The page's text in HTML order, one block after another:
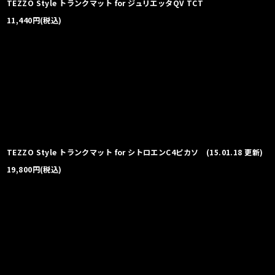
TEZZO Style トランクマット for ジュリエッタQV TCT
11,440円(税込)
TEZZO Style トランクマット for シトロエンC4ピカソ (15.01.18 更新)
19,800円(税込)